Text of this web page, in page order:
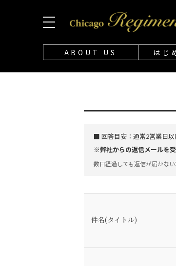
ABOUT US はじ
■ 回答目安： 通常2営業日以
※弊社からの返信メールを
数日経過しても返信が届かな
件名(タイトル)